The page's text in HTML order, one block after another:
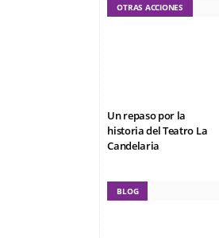
OTRAS ACCIONES
Un repaso por la
historia del Teatro La
Candelaria
BLOG